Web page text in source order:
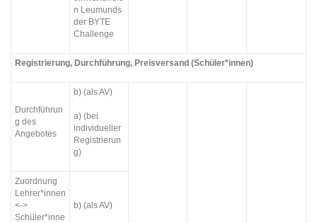
n Leumunds
der BYTE
Challenge
Registrierung, Durchführung, Preisversand (Schüler*innen)
Durchführun
g des
Angebotes
b) (als AV)
a) (bei
individueller
Registrierun
g)
Zuordnung
Lehrer*innen
<->
Schüler*inne
b) (als AV)